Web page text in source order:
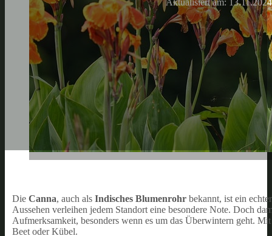
Die Canna, auch als Indisches Blumenrohr bekannt, ist ein
Aussehen verleihen jedem Standort eine besondere Note. Doch
Aufmerksamkeit, besonders wenn es um das Überwintern geht.
Beet oder Kübel.